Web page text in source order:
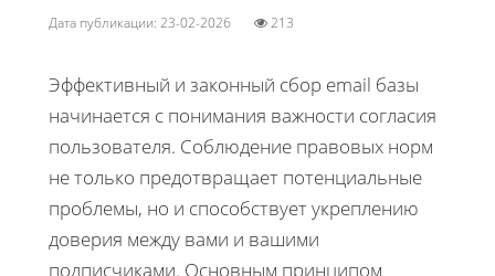
Дата публикации: 23-02-2026 213
Эффективный и законный сбор email базы
начинается с понимания важности согласия
пользователя. Соблюдение правовых норм
не только предотвращает потенциальные
проблемы, но и способствует укреплению
доверия между вами и вашими
подписчиками. Основным принципом